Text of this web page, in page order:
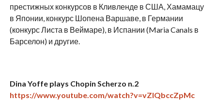
престижных конкурсов в Кливленде в США, Хамамацу
в Японии, конкурс Шопена Варшаве, в Германии
(конкурс Листа в Веймаре), в Испании (Maria Canals в
Барселон) и другие.
Dina Yoffe plays Chopin Scherzo n.2
https://www.youtube.com/watch?v=vZIQbccZpMc